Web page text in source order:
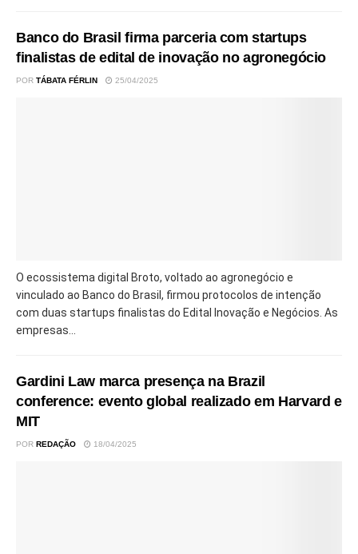
Banco do Brasil firma parceria com startups
finalistas de edital de inovação no agronegócio
POR TÁBATA FÉRLIN 25/04/2025
O ecossistema digital Broto, voltado ao agronegócio e
vinculado ao Banco do Brasil, firmou protocolos de intenção
com duas startups finalistas do Edital Inovação e Negócios. As
empresas...
Gardini Law marca presença na Brazil
conference: evento global realizado em Harvard e
MIT
POR REDAÇÃO 18/04/2025